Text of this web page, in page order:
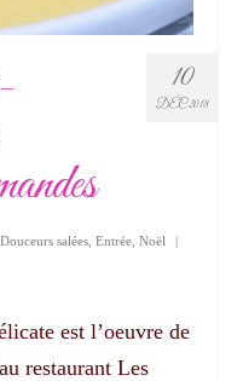
10
DÉC 2018
Douceurs salées Entrée Noël |
est l’oeuvre de
restaurant Les